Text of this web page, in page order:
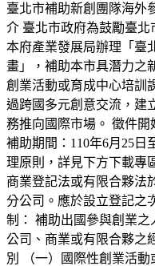
臺北市補助新創團隊海外
介 臺北市政府為鼓勵臺
本府產業發展局辦理「臺
畫」，補助本市具潛力之
創業活動或育成中心培訓
過跨國多元創意交流，建
務推向國際市場。 徵件開
補助期間：110年6月25日
理原則，詳見下方下載專
商業登記法或有限合夥法
分公司。應於設立登記之
制： 補助出國參與創業
公司、商業或有限合夥之
別 （一）國際性創業活